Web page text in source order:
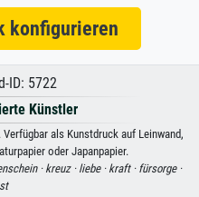
ID: 5722
Künstler
als Kunstdruck auf Leinwand,
oder Japanpapier.
· kreuz · liebe · kraft · fürsorge ·